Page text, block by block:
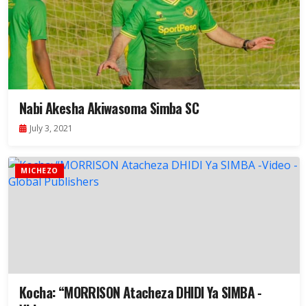
Nabi Akesha Akiwasoma Simba SC
July 3, 2021
MICHEZO
Kocha: “MORRISON Atacheza DHIDI Ya SIMBA -